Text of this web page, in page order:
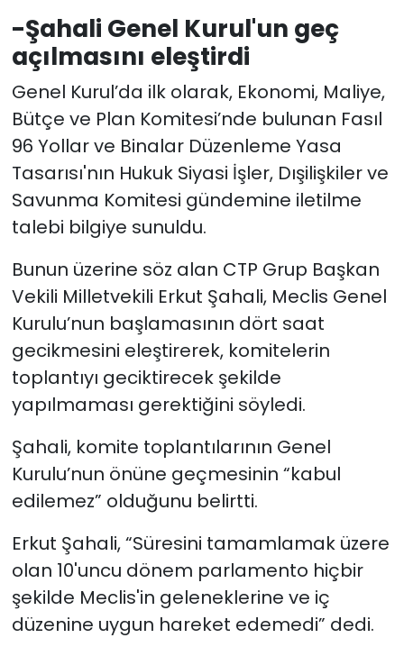
-Şahali Genel Kurul'un geç
açılmasını eleştirdi
Genel Kurul’da ilk olarak, Ekonomi, Maliye,
Bütçe ve Plan Komitesi’nde bulunan Fasıl
96 Yollar ve Binalar Düzenleme Yasa
Tasarısı'nın Hukuk Siyasi İşler, Dışilişkiler ve
Savunma Komitesi gündemine iletilme
talebi bilgiye sunuldu.
Bunun üzerine söz alan CTP Grup Başkan
Vekili Milletvekili Erkut Şahali, Meclis Genel
Kurulu’nun başlamasının dört saat
gecikmesini eleştirerek, komitelerin
toplantıyı geciktirecek şekilde
yapılmaması gerektiğini söyledi.
Şahali, komite toplantılarının Genel
Kurulu’nun önüne geçmesinin “kabul
edilemez” olduğunu belirtti.
Erkut Şahali, “Süresini tamamlamak üzere
olan 10'uncu dönem parlamento hiçbir
şekilde Meclis'in geleneklerine ve iç
düzenine uygun hareket edemedi” dedi.
TÜRKiYE
YAŞAM
Yazarlar